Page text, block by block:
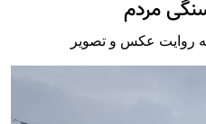
مردم
روایت عکس و تصویر